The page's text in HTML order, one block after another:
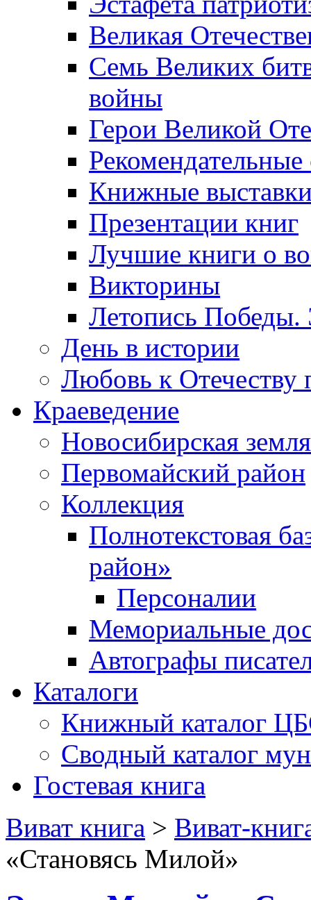
Великая
Семь Великих
войны
Герои Великой
Рекомендательные
Книжные
Презентации книг
Лучшие книги о
Викторины
Летопись Победы.
День в истории
Любовь к Отечеству
Краеведение
Новосибирская земля
Первомайский район
Коллекция
Полнотекстовая
район»
Персоналии
Мемориальные
Автографы
Каталоги
Книжный каталог
Сводный каталог
Гостевая книга
Виват книга > Виват-
«Становясь Милой»